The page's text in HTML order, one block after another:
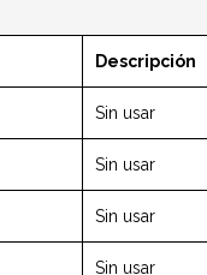
Descripción
Sin usar
Sin usar
Sin usar
Sin usar